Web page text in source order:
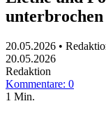
unterbrochen
20.05.2026 •
20.05.2026
Redaktion
Kommentare: 0
1 Min.